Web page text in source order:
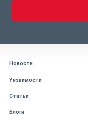
Новости
Уязвимости
Статьи
Блоги